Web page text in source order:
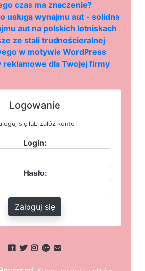
czas ma znaczenie?
usługa wynajmu aut - solidna
aut na polskich lotniskach
ze stali trudnościeralnej
w motywie WordPress
reklamowe dla Twojej firmy
Logowanie
się lub załóż konto
Login:
Hasło:
Zaloguj się